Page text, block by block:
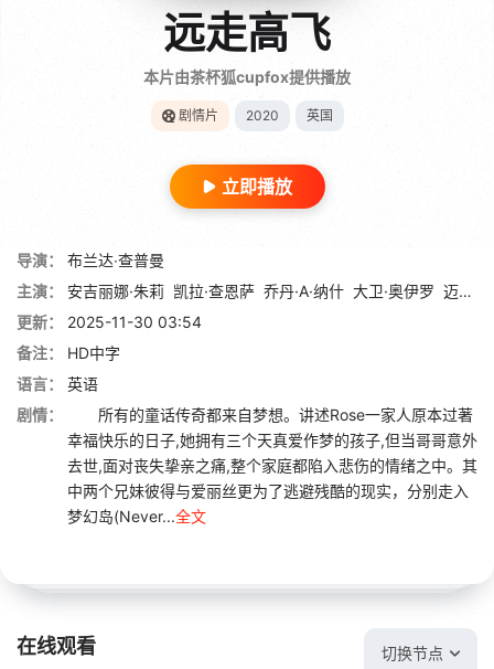
远走高飞
本片由茶杯狐cupfox提供播放
剧情片 2020 英国
立即播放
导演：
布兰达∙查普曼
主演：
安吉丽娜·朱莉 凯拉·查恩萨 乔丹·A·纳什 大卫·奥伊罗 迈克尔·凯恩
更新：
2025-11-30 03:54
备注：
HD中字
语言：
英语
剧情：
所有的童话传奇都来自梦想。讲述Rose一家人原本过著
幸福快乐的日子,她拥有三个天真爱作梦的孩子,但当哥哥意外
去世,面对丧失挚亲之痛,整个家庭都陷入悲伤的情绪之中。其
中两个兄妹彼得与爱丽丝更为了逃避残酷的现实，分别走入
梦幻岛(Never...全文
在线观看 切换节点